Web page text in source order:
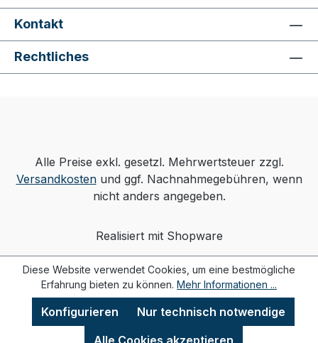
Kontakt
Rechtliches
Alle Preise exkl. gesetzl. Mehrwertsteuer zzgl.
Versandkostenund ggf. Nachnahmegebühren, wenn
nicht anders angegeben.
Realisiert mit Shopware
Diese Website verwendet Cookies, um eine bestmögliche
Erfahrung bieten zu können. Mehr Informationen ...
Nur technisch notwendige
Konfigurieren
Alle Cookies akzeptieren